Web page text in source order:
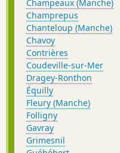
Champeaux (Manche)
Champrepus
Chanteloup (Manche)
Chavoy
Contrières
Coudeville-sur-Mer
Dragey-Ronthon
Équilly
Fleury (Manche)
Folligny
Gavray
Grimesnil